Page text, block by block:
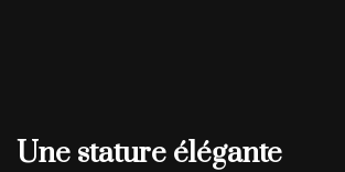
Une stature élégante